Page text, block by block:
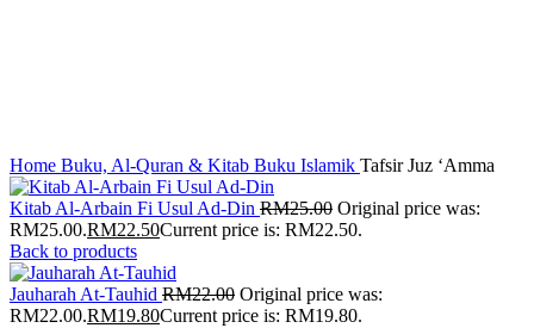
Home Buku, Al-Quran & Kitab Buku Islamik Tafsir Juz ‘Amma
Kitab Al-Arbain Fi Usul Ad-Din RM25.00 Original price was:
RM25.00.RM22.50Current price is: RM22.50.
Back to products
Jauharah At-Tauhid RM22.00 Original price was:
RM22.00.RM19.80Current price is: RM19.80.